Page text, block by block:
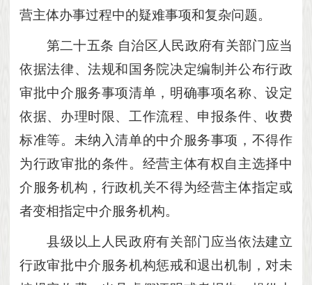
营主体办事过程中的疑难事项和复杂问题。
第二十五条 自治区人民政府有关部门应当
依据法律、法规和国务院决定编制并公布行政
审批中介服务事项清单，明确事项名称、设定
依据、办理时限、工作流程、申报条件、收费
标准等。未纳入清单的中介服务事项，不得作
为行政审批的条件。经营主体有权自主选择中
介服务机构，行政机关不得为经营主体指定或
者变相指定中介服务机构。
县级以上人民政府有关部门应当依法建立
行政审批中介服务机构惩戒和退出机制，对未